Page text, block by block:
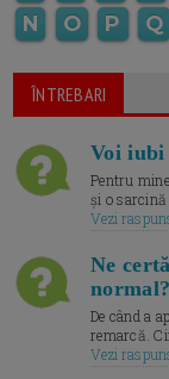
N
O P Q
ÎNTREBARI
Voi iubi
Pentru
și o
Vezi
Ne
normal?
De când a
remarcă.
Vezi